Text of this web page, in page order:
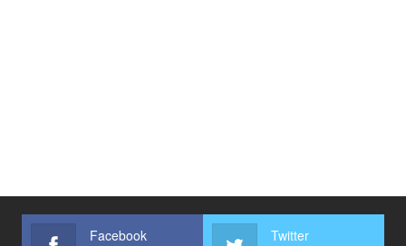
Facebook Twitter